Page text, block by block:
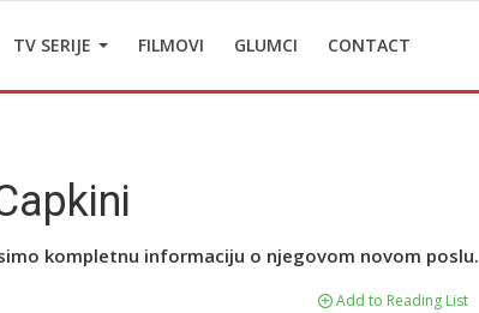
TV SERIJE FILMOVI GLUMCI CONTACT
kompletnu informaciju o njegovom novom poslu.
Add to Reading List